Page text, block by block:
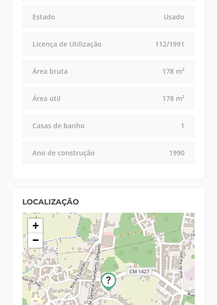
Estado Usado
Licença de Utilização 112/1991
Área bruta 178 m²
Área útil 178 m²
Casas de banho 1
Ano de construção 1990
LOCALIZAÇÃO
+
−